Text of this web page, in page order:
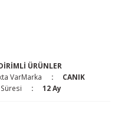
ÜRÜNLER
VarMarka
CANIK
12 Ay